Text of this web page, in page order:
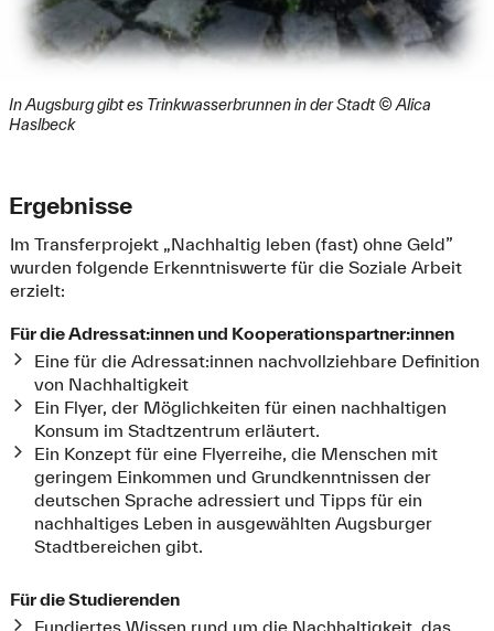
In Augsburg gibt es Trinkwasserbrunnen in der Stadt © Alica
Haslbeck
Ergebnisse
Im Transferprojekt „Nachhaltig leben (fast) ohne Geld”
wurden folgende Erkenntniswerte für die Soziale Arbeit
erzielt:
Für die Adressat:innen und Kooperationspartner:innen
Eine für die Adressat:innen nachvollziehbare Definition
von Nachhaltigkeit
Ein Flyer, der Möglichkeiten für einen nachhaltigen
Konsum im Stadtzentrum erläutert.
Ein Konzept für eine Flyerreihe, die Menschen mit
geringem Einkommen und Grundkenntnissen der
deutschen Sprache adressiert und Tipps für ein
nachhaltiges Leben in ausgewählten Augsburger
Stadtbereichen gibt.
Für die Studierenden
Fundiertes Wissen rund um die Nachhaltigkeit, das